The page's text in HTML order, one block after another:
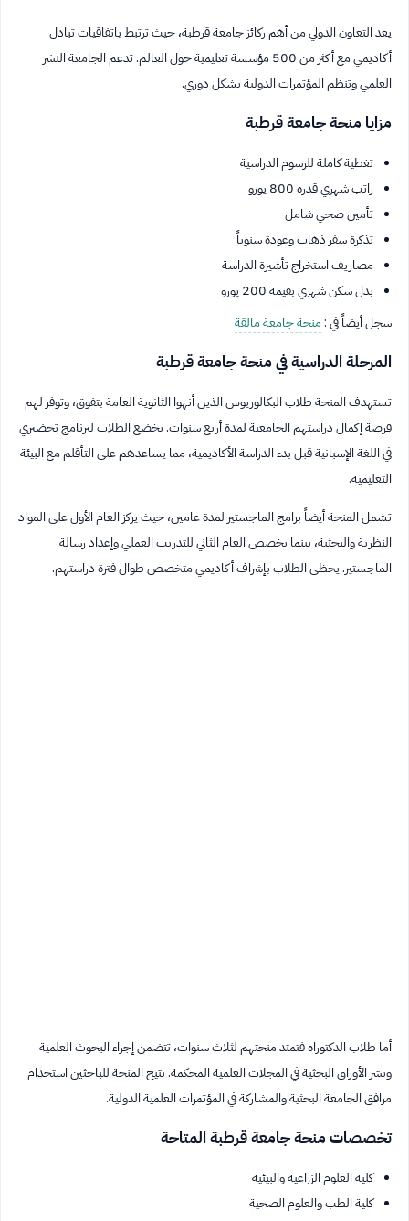
يعد التعاون الدولي من أهم ركائز جامعة قرطبة، حيث ترتبط باتفاقيات تبادل
أكاديمي مع أكثر من 500 مؤسسة تعليمية حول العالم. تدعم الجامعة النشر
العلمي وتنظم المؤتمرات الدولية بشكل دوري.
مزايا منحة جامعة قرطبة
تغطية كاملة للرسوم الدراسية
راتب شهري قدره 800 يورو
تأمين صحي شامل
تذكرة سفر ذهاب وعودة سنوياً
مصاريف استخراج تأشيرة الدراسة
بدل سكن شهري بقيمة 200 يورو
سجل أيضاً في :منحة جامعة مالقة
المرحلة الدراسية في منحة جامعة قرطبة
تستهدف المنحة طلاب البكالوريوس الذين أنهوا الثانوية العامة بتفوق، وتوفر لهم
فرصة إكمال دراستهم الجامعية لمدة أربع سنوات. يخضع الطلاب لبرنامج تحضيري
في اللغة الإسبانية قبل بدء الدراسة الأكاديمية، مما يساعدهم على التأقلم مع البيئة
التعليمية.
تشمل المنحة أيضاً برامج الماجستير لمدة عامين، حيث يركز العام الأول على المواد
النظرية والبحثية، بينما يخصص العام الثاني للتدريب العملي وإعداد رسالة
الماجستير. يحظى الطلاب بإشراف أكاديمي متخصص طوال فترة دراستهم.
أما طلاب الدكتوراه فتمتد منحتهم لثلاث سنوات، تتضمن إجراء البحوث العلمية
ونشر الأوراق البحثية في المجلات العلمية المحكمة. تتيح المنحة للباحثين استخدام
مرافق الجامعة البحثية والمشاركة في المؤتمرات العلمية الدولية.
تخصصات منحة جامعة قرطبة المتاحة
كلية العلوم الزراعية والبيئية
كلية الطب والعلوم الصحية